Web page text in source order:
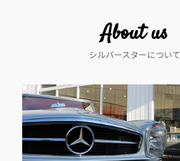
ン
About us
シルバースターについて